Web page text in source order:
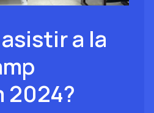
a la
2024?